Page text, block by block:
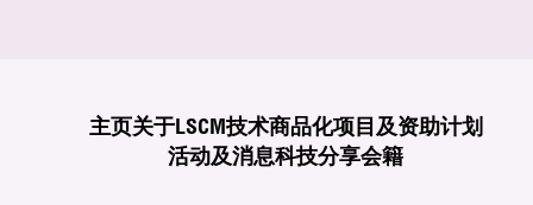
主页关于LSCM技术商品化项目及资助计划
活动及消息科技分享会籍